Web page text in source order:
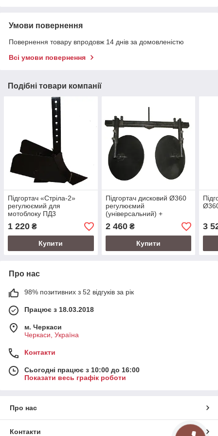
Умови повернення
Повернення товару впродовж 14 днів за домовленістю
Всі умови повернення
Подібні товари компанії
Підгортач «Стріла-2»
регулюємий для
мотоблоку ПД3
1 220 ₴
Купити
Підгортач дисковий Ø360
регулюємий
(універсальний) +
подвійна зчіпка ПД6
2 460₴
Купити
3
Про нас
98% позитивних з 52 відгуків за рік
Працює з 18.03.2018
м. Черкаси
Черкаси, Україна
Контакти
Сьогодні працює з 10:00 до 16:00
Показати весь графік роботи
Про нас
Контакти